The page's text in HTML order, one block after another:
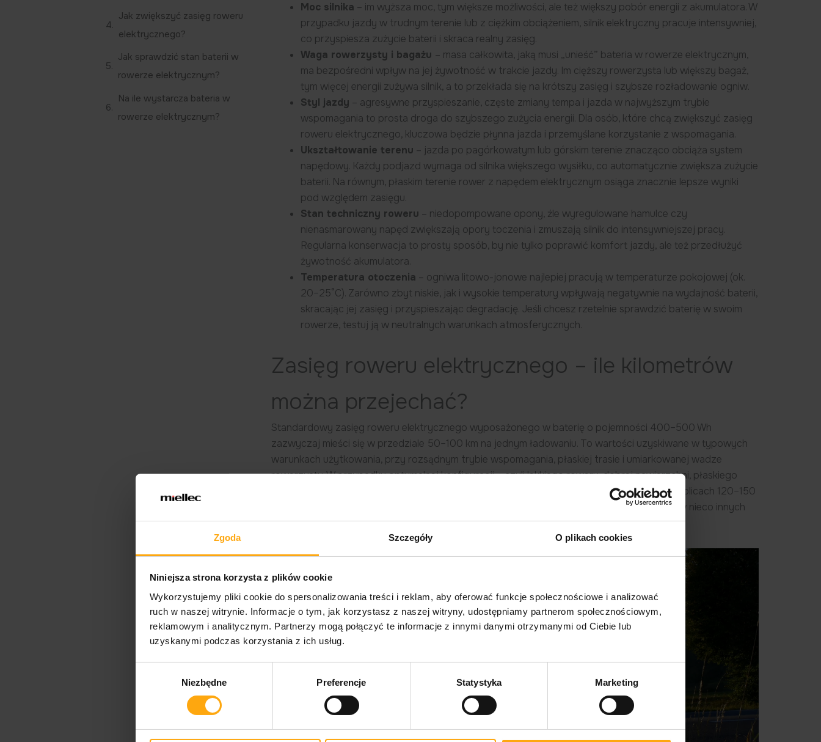
Zgoda Szczegóły O plikach cookies
Niniejsza strona korzysta z plików cookie
Wykorzystujemy pliki cookie do spersonalizowania treści i reklam, aby oferować funkcje społecznościowe i analizować
ruch w naszej witrynie. Informacje o tym, jak korzystasz z naszej witryny, udostępniamy partnerom społecznościowym,
reklamowym i analitycznym. Partnerzy mogą połączyć te informacje z innymi danymi otrzymanymi od Ciebie lub
uzyskanymi podczas korzystania z ich usług.
Niezbędne Preferencje Statystyka Marketing
Jak zwiększyć zasięg roweru
elektrycznego?
Jak sprawdzić stan baterii w
rowerze elektrycznym?
Na ile wystarcza bateria w
rowerze elektrycznym?
Moc silnika – im wyższa moc, tym większe możliwości, ale też większy pobór energii z akumulatora. W
przypadku jazdy w trudnym terenie lub z ciężkim obciążeniem, silnik elektryczny pracuje intensywniej,
co przyspiesza zużycie baterii i skraca realny zasięg.
Waga rowerzysty i bagażu – masa całkowita, jaką musi „unieść” bateria w rowerze elektrycznym,
ma bezpośredni wpływ na jej żywotność w trakcie jazdy. Im cięższy rowerzysta lub większy bagaż,
tym więcej energii zużywa silnik, a to przekłada się na krótszy zasięg i szybsze rozładowanie ogniw.
Styl jazdy – agresywne przyspieszanie, częste zmiany tempa i jazda w najwyższym trybie
wspomagania to prosta droga do szybszego zużycia energii. Dla osób, które chcą zwiększyć zasięg
roweru elektrycznego, kluczowa będzie płynna jazda i przemyślane korzystanie z wspomagania.
Ukształtowanie terenu – jazda po pagórkowatym lub górskim terenie znacząco obciąża system
napędowy. Każdy podjazd wymaga od silnika większego wysiłku, co automatycznie zwiększa zużycie
baterii. Na równym, płaskim terenie rower z napędem elektrycznym osiąga znacznie lepsze wyniki
pod względem zasięgu.
Stan techniczny roweru – niedopompowane opony, źle wyregulowane hamulce czy
nienasmarowany napęd zwiększają opory toczenia i zmuszają silnik do intensywniejszej pracy.
Regularna konserwacja to prosty sposób, by nie tylko poprawić komfort jazdy, ale też przedłużyć
żywotność akumulatora.
Temperatura otoczenia – ogniwa litowo-jonowe najlepiej pracują w temperaturze pokojowej (ok.
20–25°C). Zarówno zbyt niskie, jak i wysokie temperatury wpływają negatywnie na wydajność baterii,
skracając jej zasięg i przyspieszając degradację. Jeśli chcesz rzetelnie sprawdzić baterię w swoim
rowerze, testuj ją w neutralnych warunkach atmosferycznych.
Zasięg roweru elektrycznego – ile kilometrów
można przejechać?
Standardowy zasięg roweru elektrycznego wyposażonego w baterię o pojemności 400–500 Wh
zazwyczaj mieści się w przedziale 50–100 km na jednym ładowaniu. To wartości uzyskiwane w typowych
warunkach użytkowania, przy rozsądnym trybie wspomagania, płaskiej trasie i umiarkowanej wadze
rowerzysty. W przypadku optymalnej konfiguracji – czyli lekkiego roweru, dobrej nawierzchni, płaskiego
terenu i spokojnej jazdy – niektóre modele potrafią osiągać nawet maksymalny zasięg w okolicach 120–150
km. Warto jednak traktować te liczby jako orientacyjne, ponieważ każdy użytkownik jeździ w nieco innych
warunkach.